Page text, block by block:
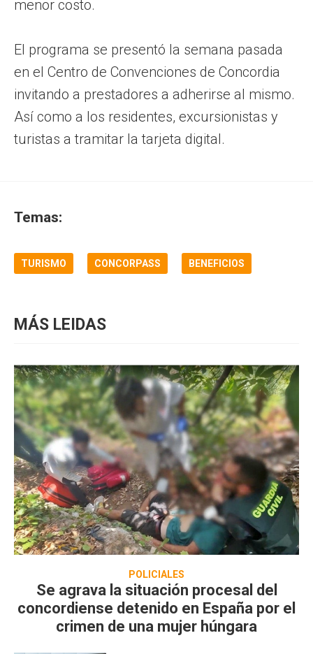
menor costo.
El programa se presentó la semana pasada
en el Centro de Convenciones de Concordia
invitando a prestadores a adherirse al mismo.
Así como a los residentes, excursionistas y
turistas a tramitar la tarjeta digital.
Temas:
TURISMO CONCORPASS BENEFICIOS
MÁS LEIDAS
POLICIALES
Se agrava la situación procesal del
concordiense detenido en España por el
crimen de una mujer húngara